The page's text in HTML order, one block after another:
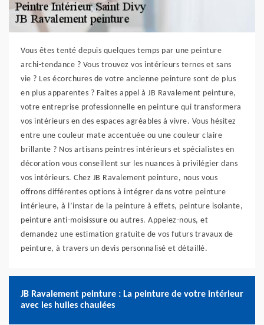
Vous êtes tenté depuis quelques temps par une peinture
archi-tendance ? Vous trouvez vos intérieurs ternes et sans
vie ? Les écorchures de votre ancienne peinture sont de plus
en plus apparentes ? Faites appel à JB Ravalement peinture,
votre entreprise professionnelle en peinture qui transformera
vos intérieurs en des espaces agréables à vivre. Vous hésitez
entre une couleur mate accentuée ou une couleur claire
brillante ? Nos artisans peintres intérieurs et spécialistes en
décoration vous conseillent sur les nuances à privilégier dans
vos intérieurs. Chez JB Ravalement peinture, nous vous
offrons différentes options à intégrer dans votre peinture
intérieure, à l’instar de la peinture à effets, peinture isolante,
peinture anti-moisissure ou autres. Appelez-nous, et
demandez une estimation gratuite de vos futurs travaux de
peinture, à travers un devis personnalisé et détaillé.
JB Ravalement peinture : La peinture de votre intérieur
avec les huiles chaulées